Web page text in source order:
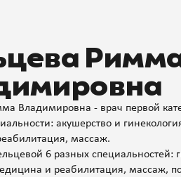
Владимировна - врач первой
акушерство и
массаж.
6 разных специальностей:
и реабилитация, массаж,